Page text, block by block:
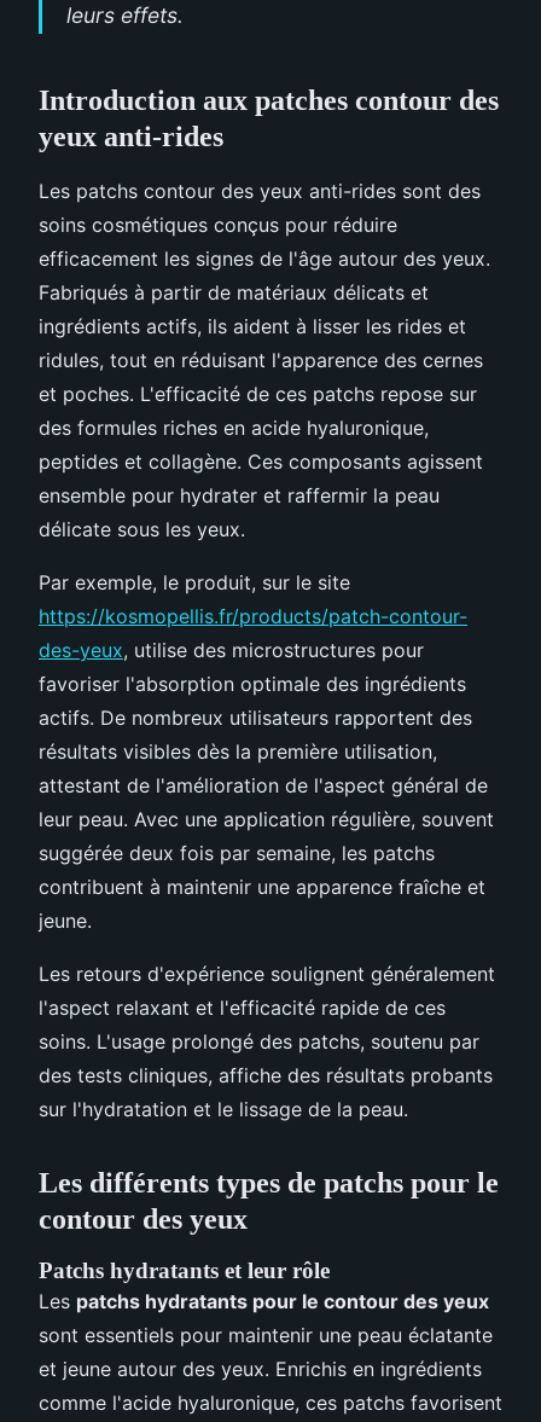
leurs effets.
Introduction aux patches contour des
yeux anti-rides
Les patchs contour des yeux anti-rides sont des
soins cosmétiques conçus pour réduire
efficacement les signes de l'âge autour des yeux.
Fabriqués à partir de matériaux délicats et
ingrédients actifs, ils aident à lisser les rides et
ridules, tout en réduisant l'apparence des cernes
et poches. L'efficacité de ces patchs repose sur
des formules riches en acide hyaluronique,
peptides et collagène. Ces composants agissent
ensemble pour hydrater et raffermir la peau
délicate sous les yeux.
Par exemple, le produit, sur le site
https://kosmopellis.fr/products/patch-contour-
des-yeux, utilise des microstructures pour
favoriser l'absorption optimale des ingrédients
actifs. De nombreux utilisateurs rapportent des
résultats visibles dès la première utilisation,
attestant de l'amélioration de l'aspect général de
leur peau. Avec une application régulière, souvent
suggérée deux fois par semaine, les patchs
contribuent à maintenir une apparence fraîche et
jeune.
Les retours d'expérience soulignent généralement
l'aspect relaxant et l'efficacité rapide de ces
soins. L'usage prolongé des patchs, soutenu par
des tests cliniques, affiche des résultats probants
sur l'hydratation et le lissage de la peau.
Les différents types de patchs pour le
contour des yeux
Patchs hydratants et leur rôle
Les patchs hydratants pour le contour des yeux
sont essentiels pour maintenir une peau éclatante
et jeune autour des yeux. Enrichis en ingrédients
comme l'acide hyaluronique, ces patchs favorisent